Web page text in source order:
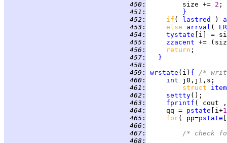
450 :
         size +=
2
451 :
}
452 : if ( lastred )
453 : else arrval (
454 : tystate [i] =
455 : zzacent +=
456 : return
457 :
}
458 :
459 : wrstate (i) {
/*
460 : int
461 : struct item
462 : settty
463 : fprintf ( cout
464 :
     qq =
pstate [i+1
465 : for( pp=pstate
466 :
467 :
/* check
468 :